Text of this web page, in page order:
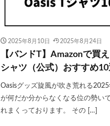
2025年8月10日 2025年8月24日
【バンドT】Amazonで買
シャツ（公式）おすすめ
Oasisグッズ旋風が吹き荒れる
が何だか分からなくなる位の勢い
れまくっております。 その […]